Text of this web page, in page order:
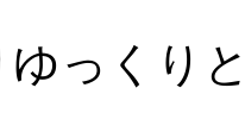
っくり